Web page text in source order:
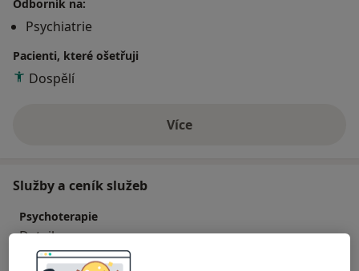
Odborník na:
Psychiatrie
Pacienti, které ošetřuji
Dospělí
Víceo zkušenostech
Služby a ceník služeb
Psychoterapie
Detaily